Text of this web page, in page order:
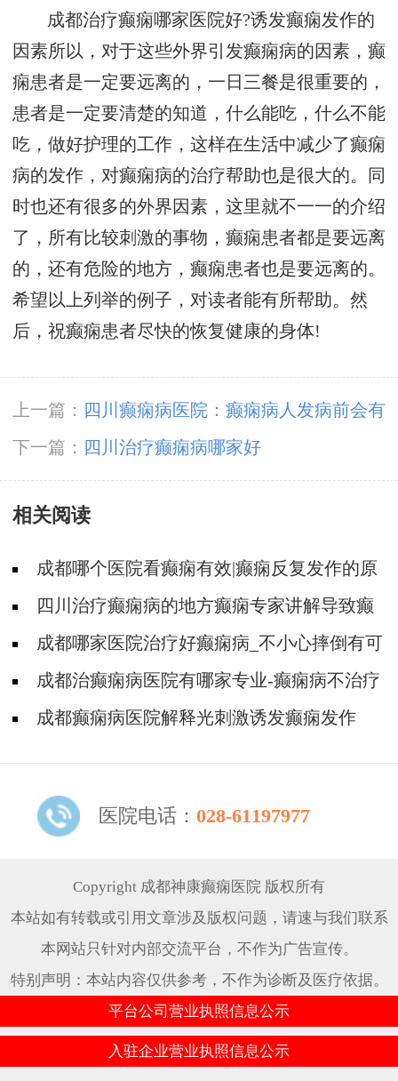
成都治疗癫痫哪家医院好?诱发癫痫发作的
因素所以，对于这些外界引发癫痫病的因素，癫
痫患者是一定要远离的，一日三餐是很重要的，
患者是一定要清楚的知道，什么能吃，什么不能
吃，做好护理的工作，这样在生活中减少了癫痫
病的发作，对癫痫病的治疗帮助也是很大的。同
时也还有很多的外界因素，这里就不一一的介绍
了，所有比较刺激的事物，癫痫患者都是要远离
的，还有危险的地方，癫痫患者也是要远离的。
希望以上列举的例子，对读者能有所帮助。然
后，祝癫痫患者尽快的恢复健康的身体!
上一篇：
四川癫痫病医院：癫痫病人发病前会有
哪些先兆症状
下一篇： 四川治疗癫痫病哪家好
相关阅读
成都哪个医院看癫痫有效|癫痫反复发作的原
因是啥?
四川治疗癫痫病的地方癫痫专家讲解导致癫
痫病反复发作的原因!
成都哪家医院治疗好癫痫病_不小心摔倒有可
能导致癫痫吗?
成都治癫痫病医院有哪家专业-癫痫病不治疗
的危害是什么
成都癫痫病医院解释光刺激诱发癫痫发作
医院电话： 028-61197977
Copyright 成都神康癫痫医院 版权所有
本站如有转载或引用文章涉及版权问题，请速与我们联系
本网站只针对内部交流平台，不作为广告宣传。
特别声明：本站内容仅供参考，不作为诊断及医疗依据。
平台公司营业执照信息公示
入驻企业营业执照信息公示